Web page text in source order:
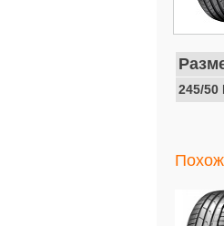
245/50